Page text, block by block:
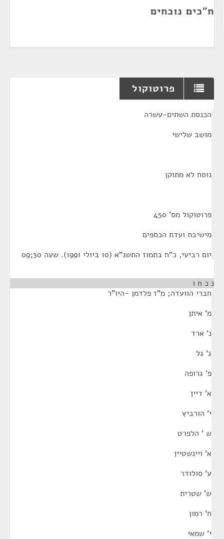
ח"כים נוכחים
פרוטוקול
הכנסת השתים-עשרה
מושב שלישי
נוסח לא מתוקן
פרוטוקול מס' 450
מישיבת ועדת הכספים
יום רביעי, כ"ח בתמוז התשנ"א (10 ביולי 1991). שעה 30;09
נ כ ח ו
חברי הוועדה; מ"ז פלדמן -היו"ר
מ' איתן
נ' ארד
ג' גל
פ' גרופה
א' דיין
י' הורביץ
ש ' הלפרט
א' ויינשטיין
ע' סולודר
ש' שטרית
ח' רמון
י' שמאי